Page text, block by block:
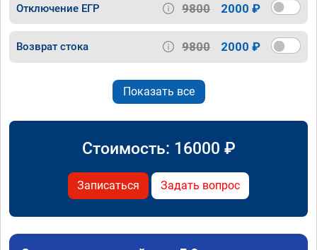
Отключение ЕГР 9800 2000 ₽
Возврат стока 9800 2000 ₽
Показать все
Стоимость: 16000 ₽
Записаться Задать вопрос